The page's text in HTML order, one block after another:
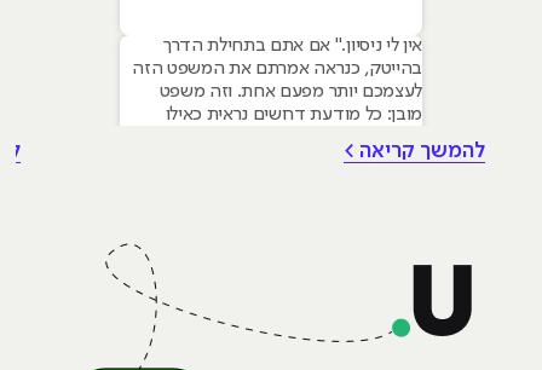
אין לי ניסיון." אם אתם בתחילת הדרך
בהייטק, כנראה אמרתם את המשפט הזה
לעצמכם יותר מפעם אחת. וזה משפט
מובן: כל מודעת דרושים נראית כאילו
כבר נגע במוצר אמיתי, כבר צבר ביטחון.
להמשך קריאה >